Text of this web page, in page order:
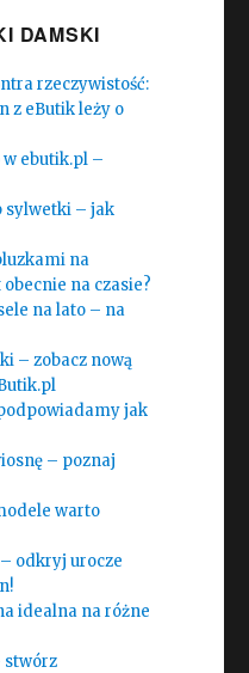
DAMSKI
rzeczywistość:
z eButik leży o
ebutik.pl –
sylwetki – jak
na
na czasie?
na lato – na
– zobacz nową
jak
– poznaj
warto
odkryj urocze
idealna na różne
stwórz